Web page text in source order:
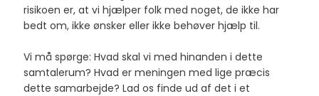
risikoen er, at vi hjælper folk med noget, de ikke har
bedt om, ikke ønsker eller ikke behøver hjælp til.
Vi må spørge: Hvad skal vi med hinanden i dette
samtalerum? Hvad er meningen med lige præcis
dette samarbejde? Lad os finde ud af det i et